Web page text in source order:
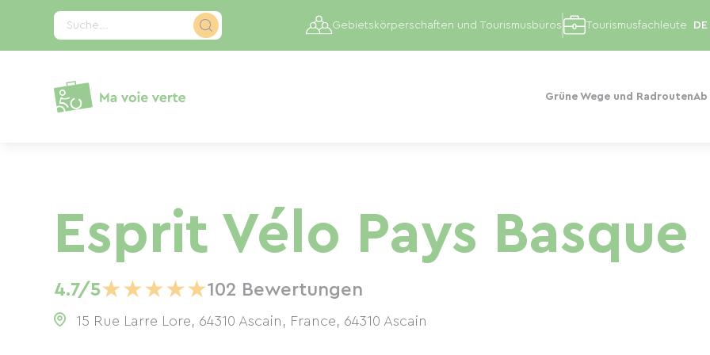
Suche...
Grüne Wege und Radrouten
Gebietskörperschaften und Tourismusbüros Tourismusfachleute
Esprit Vélo Pays Basque
4.7/5★★★★★102 Bewertungen
15 Rue Larre Lore, 64310 Ascain, France, 64310 Ascain
Cookie-Einstellungen